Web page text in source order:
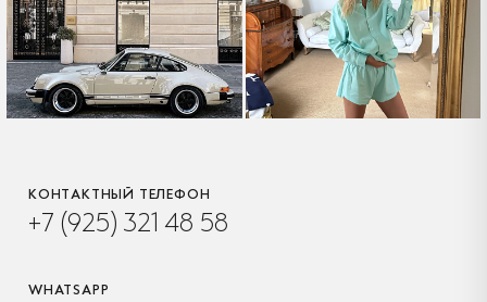
КОНТАКТНЫЙ ТЕЛЕФОН
+7 (925) 321 48 58
WHATSAPP